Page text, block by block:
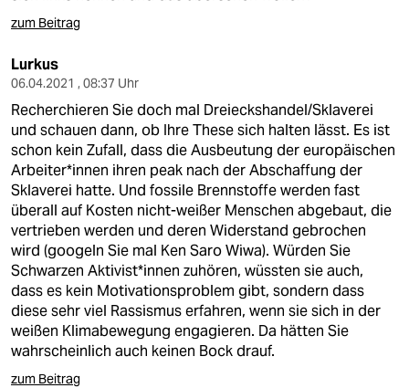
zum Beitrag
Lurkus
06.04.2021 , 08:37 Uhr
Recherchieren Sie doch mal Dreieckshandel/Sklaverei
und schauen dann, ob Ihre These sich halten lässt. Es ist
schon kein Zufall, dass die Ausbeutung der europäischen
Arbeiter*innen ihren peak nach der Abschaffung der
Sklaverei hatte. Und fossile Brennstoffe werden fast
überall auf Kosten nicht-weißer Menschen abgebaut, die
vertrieben werden und deren Widerstand gebrochen
wird (googeln Sie mal Ken Saro Wiwa). Würden Sie
Schwarzen Aktivist*innen zuhören, wüssten sie auch,
dass es kein Motivationsproblem gibt, sondern dass
diese sehr viel Rassismus erfahren, wenn sie sich in der
weißen Klimabewegung engagieren. Da hätten Sie
wahrscheinlich auch keinen Bock drauf.
zum Beitrag